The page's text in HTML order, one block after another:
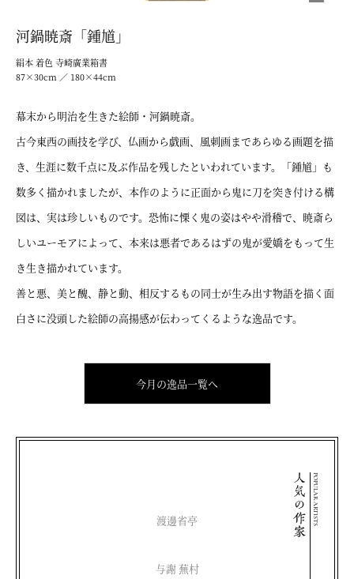
河鍋暁斎「鍾馗」
絹本 着色 寺崎廣業箱書
87×30cm ／ 180×44cm
幕末から明治を生きた絵師・河鍋暁斎。
古今東西の画技を学び、仏画から戯画、風刺画まであらゆる画題を描
き、生涯に数千点に及ぶ作品を残したといわれています。「鍾馗」も
数多く描かれましたが、本作のように正面から鬼に刀を突き付ける構
図は、実は珍しいものです。恐怖に慄く鬼の姿はやや滑稽で、暁斎ら
しいユーモアによって、本来は悪者であるはずの鬼が愛嬌をもって生
き生き描かれています。
善と悪、美と醜、静と動、相反するもの同士が生み出す物語を描く面
白さに没頭した絵師の高揚感が伝わってくるような逸品です。
今月の逸品一覧へ
POPULAR ARTISTS
渡邊省亭
与謝 蕪村